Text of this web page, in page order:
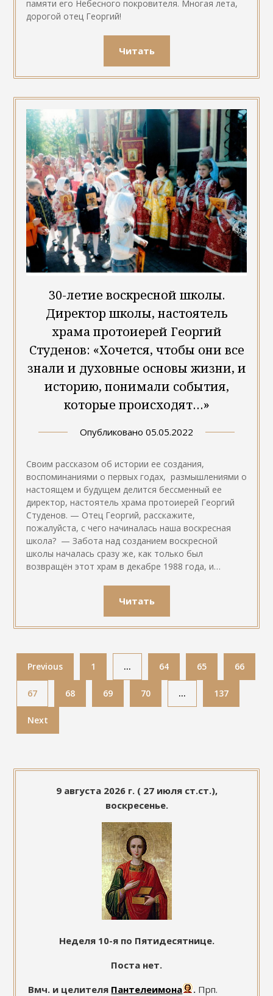
памяти его Небесного покровителя. Многая лета,
дорогой отец Георгий!
Читать
30-летие воскресной школы.
Директор школы, настоятель
храма протоиерей Георгий
Студенов: «Хочется, чтобы они все
знали и духовные основы жизни, и
историю, понимали события,
которые происходят…»
Опубликовано 05.05.2022
Своим рассказом об истории ее создания,
воспоминаниями о первых годах, размышлениями о
настоящем и будущем делится бессменный ее
директор, настоятель храма протоиерей Георгий
Студенов. — Отец Георгий, расскажите,
пожалуйста, с чего начиналась наша воскресная
школа? — Забота над созданием воскресной
школы началась сразу же, как только был
возвращён этот храм в декабре 1988 года, и…
Читать
Previous 1 … 64 65 66
67 68 69 70 … 137
Next
9 августа 2026 г. ( 27 июля ст.ст.),
воскресенье.
Неделя 10-я по Пятидесятнице.
Поста нет.
Вмч. и целителя Пантелеимона . Прп.